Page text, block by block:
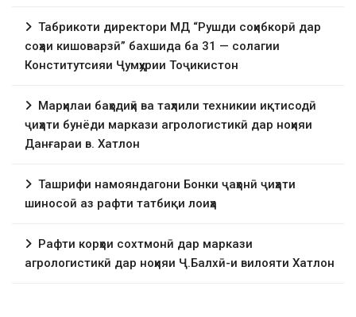
Табрикоти директори МД “Рушди соҳибкорӣ дар
соҳаи кишоварзӣ” бахшида ба 31 — солагии
Конститутсияи Ҷумҳурии Тоҷикистон
Марҳилаи баҳодиҳӣ ва таҳлили техникии иқтисодӣ
ҷиҳати бунёди маркази агрологистикӣ дар ноҳияи
Данғараи в. Хатлон
Ташрифи намояндагони Бонки ҷаҳонӣ ҷиҳати
шиносоӣ аз рафти татбиқи лоиҳа
Рафти корҳои сохтмонӣ дар маркази
агрологистикӣ дар ноҳияи Ҷ.Балхӣ-и вилояти Хатлон